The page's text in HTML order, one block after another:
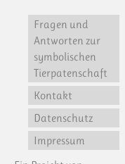
Fragen und
Antworten zur
symbolischen
Tierpatenschaft
Kontakt
Datenschutz
Impressum